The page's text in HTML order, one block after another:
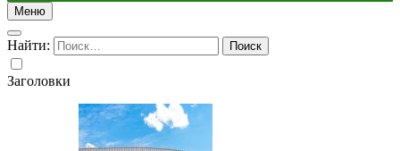
Меню
Найти:
Заголовки